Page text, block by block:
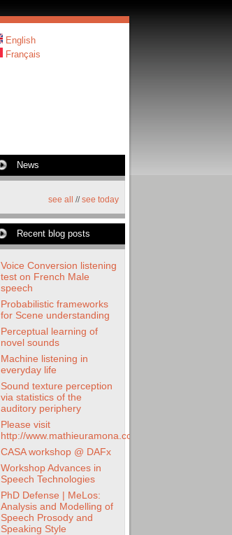
English
Français
News
see all //see today
Recent blog posts
Voice Conversion listening
test on French Male
speech
Probabilistic frameworks
for Scene understanding
Perceptual learning of
novel sounds
Machine listening in
everyday life
Sound texture perception
via statistics of the
auditory periphery
Please visit
http://www.mathieuramona.com
CASA workshop @ DAFx
Workshop Advances in
Speech Technologies
PhD Defense | MeLos:
Analysis and Modelling of
Speech Prosody and
Speaking Style